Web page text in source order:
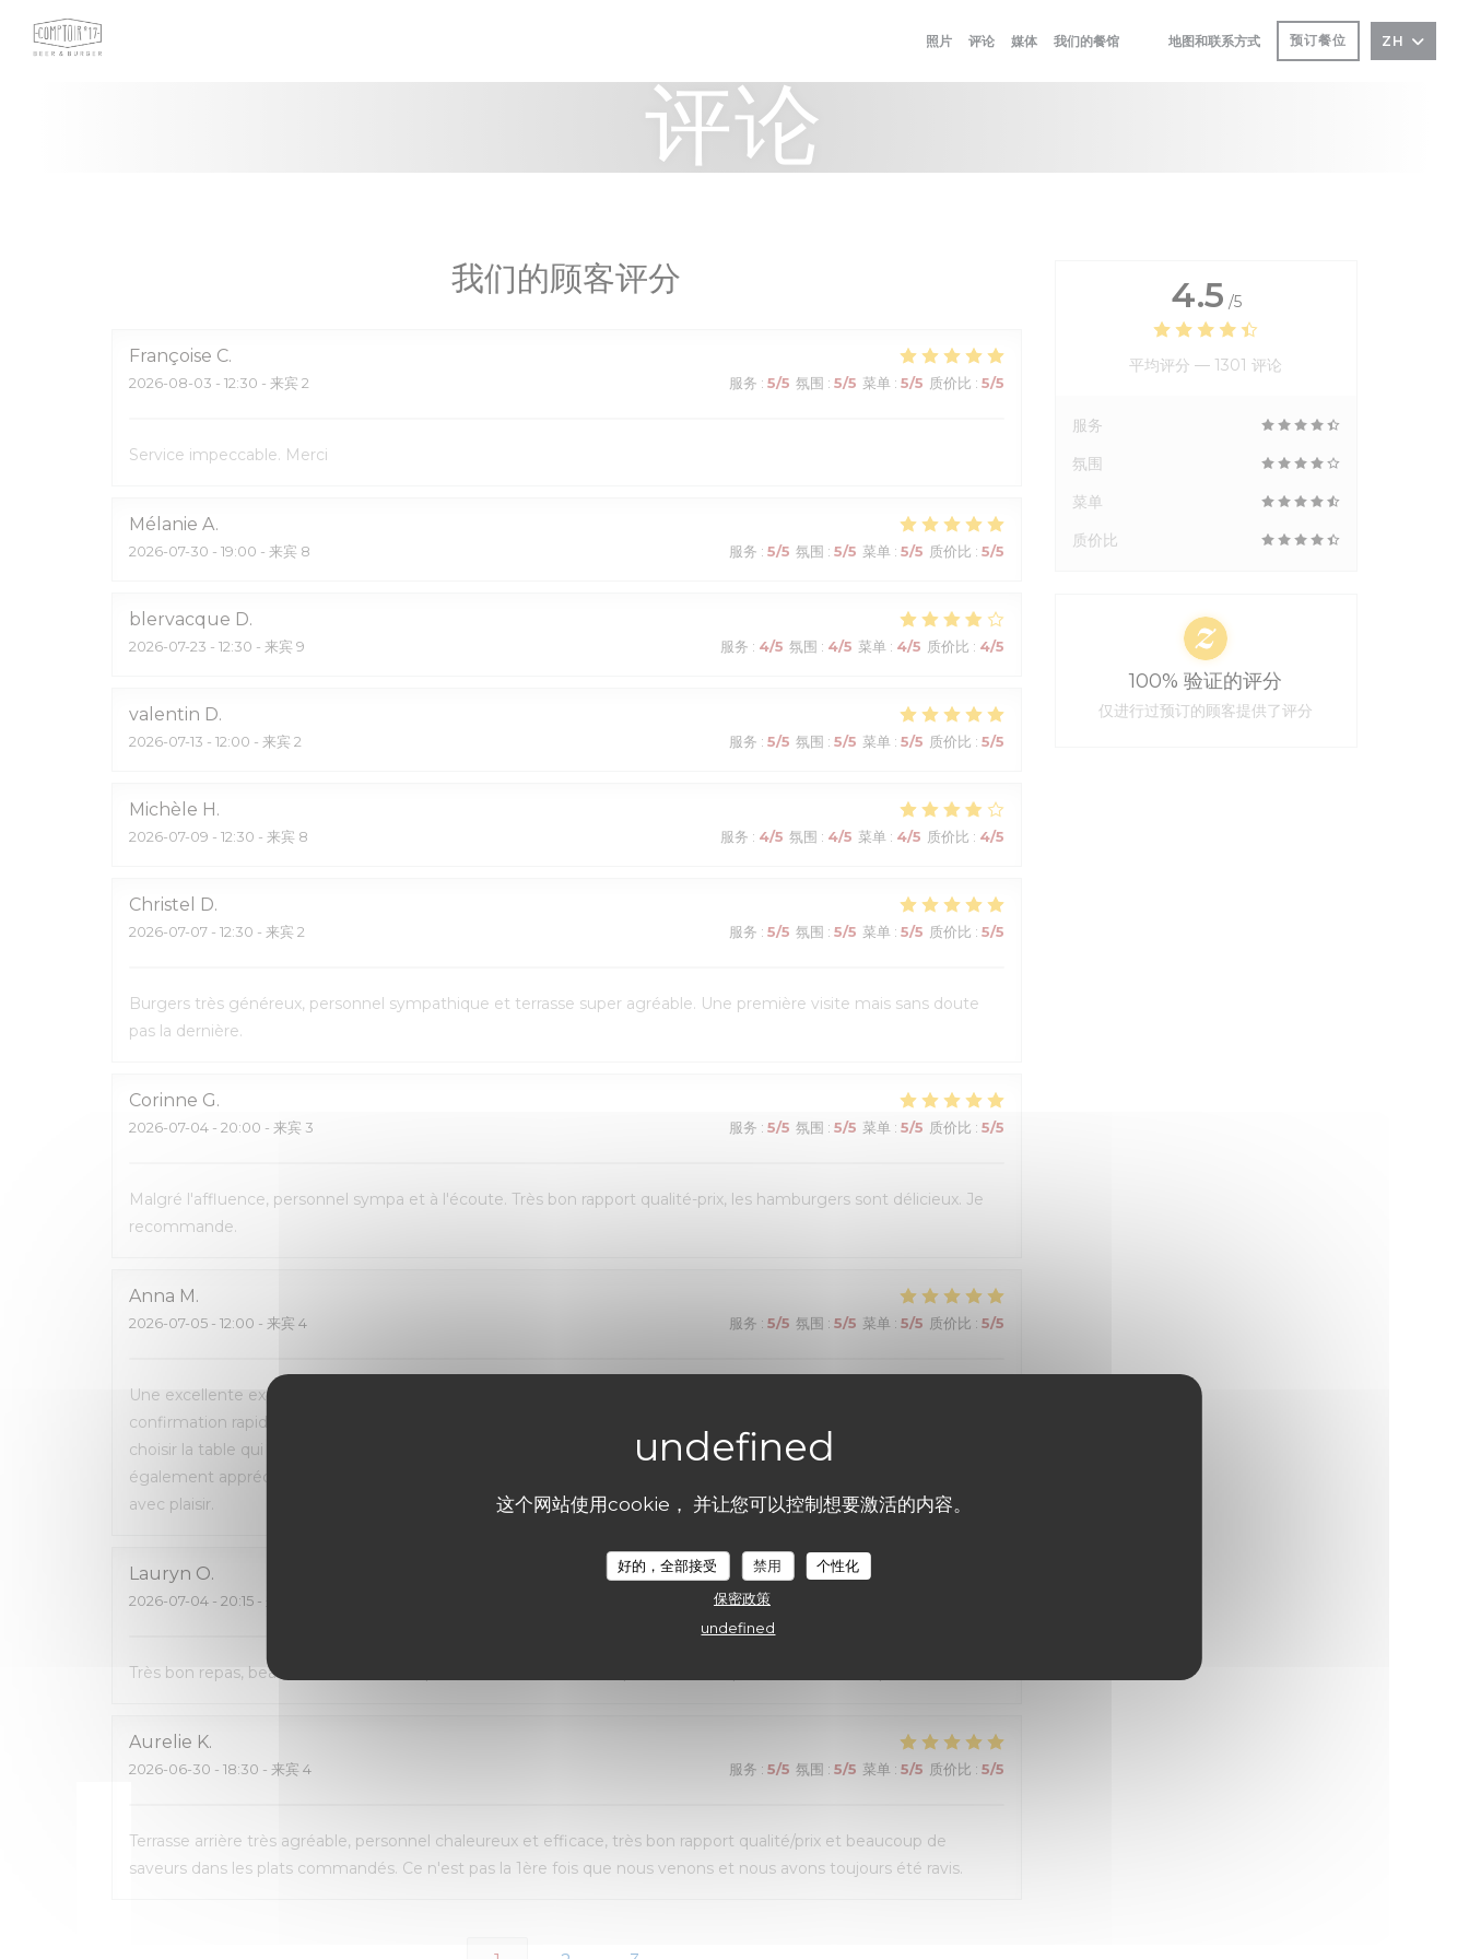
Cookie管理面板
这个网站使用cookie， 并让您可以控制想要激活的内容。
好的，全部接受 禁用
个性化
保密政策
undefined
照片 评论 媒体 我们的餐馆
((在新窗口中打开))
((在新窗口中打开))
地图和联系方式 预订餐位 ZH
评论
我们的顾客评分
Françoise C
2026-08-03 - 12:30 - 来宾 2 服务 : 5/5 氛围 : 5/5 菜单: 5/5 质价比 : 5/5
Service impeccable. Merci
Mélanie A
2026-07-30 - 19:00 - 来宾 8 服务 : 5/5 氛围 : 5/5 菜单: 5/5 质价比 : 5/5
blervacque D
2026-07-23 - 12:30 - 来宾 9 服务 : 4/5 氛围 : 4/5 菜单: 4/5 质价比 : 4/5
valentin D
2026-07-13 - 12:00 - 来宾 2 服务 : 5/5 氛围 : 5/5 菜单: 5/5 质价比 : 5/5
Michèle H
2026-07-09 - 12:30 - 来宾 8 服务 : 4/5 氛围 : 4/5 菜单: 4/5 质价比 : 4/5
Christel D
2026-07-07 - 12:30 - 来宾 2 服务 : 5/5 氛围 : 5/5 菜单: 5/5 质价比 : 5/5
Burgers très généreux, personnel sympathique et terrasse super agréable. Une première visite mais sans doute
pas la dernière.
Corinne G
2026-07-04 - 20:00 - 来宾 3 服务 : 5/5 氛围 : 5/5 菜单: 5/5 质价比 : 5/5
Malgré l'affluence, personnel sympa et à l'écoute. Très bon rapport qualité-prix, les hamburgers sont délicieux. Je
recommande.
Anna M
2026-07-05 - 12:00 - 来宾 4 服务 : 5/5 氛围 : 5/5 菜单: 5/5 质价比 : 5/5
Une excellente expérience du début à la fin. La réservation en ligne était très simple et fluide, avec une
confirmation rapide par e-mail et SMS. L’accueil était chaleureux et le personnel très à l’écoute. Nous avons pu
choisir la table qui nous convenait le mieux. Les burgers étaient excellents et le service impeccable. Nous avons
également apprécié de pouvoir emporter ce qui n’avait pas été terminé. Une adresse que nous recommandons
avec plaisir.
Lauryn O
2026-07-04 - 20:15 - 来宾 2 服务:4
Très bon repas, beau cadre, carte avec pas mal de choix. Mais un peu d’attente pour le service des plats
Aurelie K
2026-06-30 - 18:30 - 来宾 4 服务 : 5/5 氛围 : 5/5 菜单 : 5/5 质价比 : 5/5
Terrasse arrière très agréable, personnel chaleureux et efficace, très bon rapport qualité/prix et beaucoup de
saveurs dans les plats commandés. Ce n'est pas la 1ère fois que nous venons et nous avons toujours été ravis.
4.5 /5
平均评分 — 1301 评论
服务
氛围
菜单
质价比
100% 验证的评分
仅进行过预订的顾客提供了评分